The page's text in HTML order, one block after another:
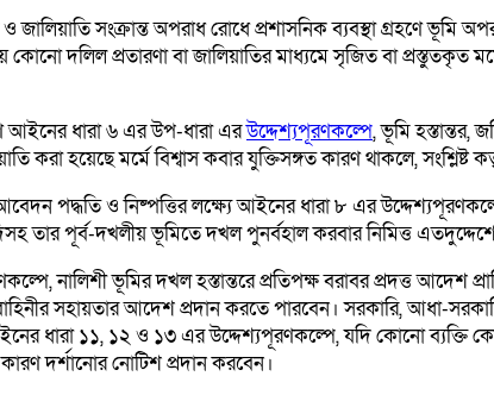
ও জালিয়াতি সংক্রান্ত অপরাধ রোধে প্রশাসনিক ব্যবস্থা গ্রহণে
দলিল প্রতারণা বা জালিয়াতির মাধ্যমে সৃজিত বা প্রস্তুতকৃত
আইনের ধারা ৬ এর উপ-ধারা এরউদ্দেশ্যপূরণকল্পে, ভূমি হস্তান্তর,
করা হয়েছে মর্মে বিশ্বাস কবার যুক্তিসঙ্গত কারণ থাকলে, সংশ্লিষ্ট
পদ্ধতি ও নিষ্পত্তির লক্ষ্যে আইনের ধারা ৮ এর
তার পূর্ব-দখলীয় ভূমিতে দখল পুনর্বহাল করবার নিমিত্ত
নালিশী ভূমির দখল হস্তান্তরে প্রতিপক্ষ বরাবর প্রদত্ত আদেশ
সহায়তার আদেশ প্রদান করতে পারবেন। সরকারি, আধা-সরকারি,
আইনের ধারা ১১, ১২ ও ১৩ এর উদ্দেশ্যপূরণকল্পে, যদি কোনো
দর্শানোর নোটিশ প্রদান করবেন।